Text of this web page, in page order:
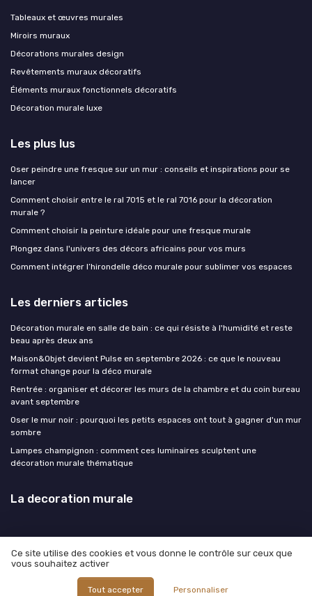
Tableaux et œuvres murales
Miroirs muraux
Décorations murales design
Revêtements muraux décoratifs
Éléments muraux fonctionnels décoratifs
Décoration murale luxe
Les plus lus
Oser peindre une fresque sur un mur : conseils et inspirations pour se
lancer
Comment choisir entre le ral 7015 et le ral 7016 pour la décoration
murale ?
Comment choisir la peinture idéale pour une fresque murale
Plongez dans l'univers des décors africains pour vos murs
Comment intégrer l’hirondelle déco murale pour sublimer vos espaces
Les derniers articles
Décoration murale en salle de bain : ce qui résiste à l'humidité et reste
beau après deux ans
Maison&Objet devient Pulse en septembre 2026 : ce que le nouveau
format change pour la déco murale
Rentrée : organiser et décorer les murs de la chambre et du coin bureau
avant septembre
Oser le mur noir : pourquoi les petits espaces ont tout à gagner d'un mur
sombre
Lampes champignon : comment ces luminaires sculptent une
décoration murale thématique
La decoration murale
Mentions légales
© La decoration murale 2026
Ce site utilise des cookies et vous donne le contrôle sur ceux que
vous souhaitez activer
Tout accepter Personnaliser